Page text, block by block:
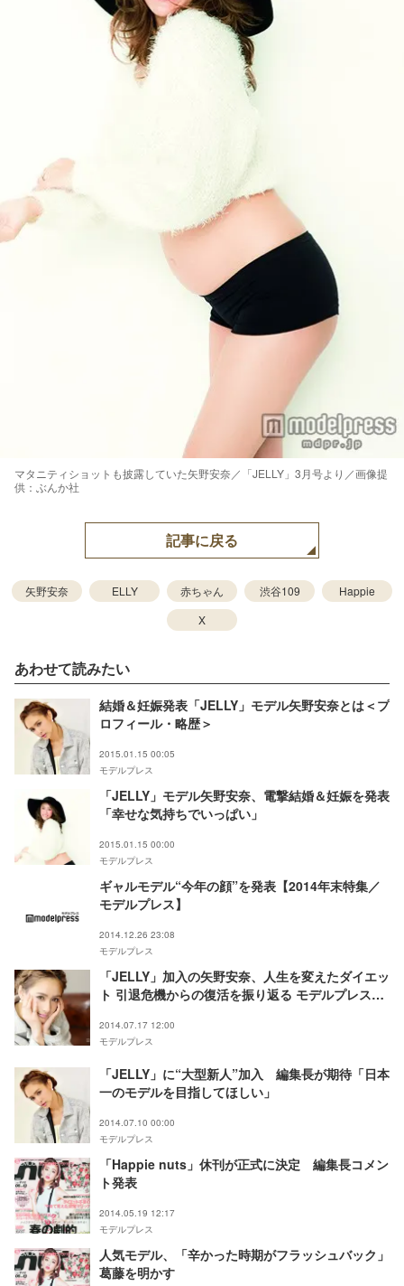
マタニティショットも披露していた矢野安奈／「JELLY」3月号より／画像提
供：ぶんか社
記事に戻る
矢野安奈 ELLY 赤ちゃん 渋谷109
Happie
X
あわせて読みたい
結婚＆妊娠発表「JELLY」モデル矢野安奈とは＜プ
ロフィール・略歴＞
2015.01.15 00:05
モデルプレス
「JELLY」モデル矢野安奈、電撃結婚＆妊娠を発表
「幸せな気持ちでいっぱい」
2015.01.15 00:00
モデルプレス
ギャルモデル“今年の顔”を発表【2014年末特集／
モデルプレス】
2014.12.26 23:08
モデルプレス
「JELLY」加入の矢野安奈、人生を変えたダイエッ
ト 引退危機からの復活を振り返る モデルプレスイ
2014.07.17 12:00
モデルプレス
「JELLY」に“大型新人”加入 編集長が期待「日本
一のモデルを目指してほしい」
2014.07.10 00:00
モデルプレス
「Happie nuts」休刊が正式に決定 編集長コメン
ト発表
2014.05.19 12:17
モデルプレス
人気モデル、「辛かった時期がフラッシュバック」
葛藤を明かす